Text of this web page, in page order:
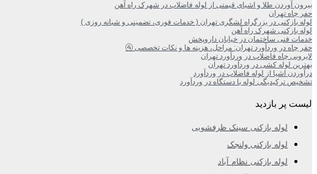
بیرون آوردن طلا و اشیای قیمتی از لوله فاضلاب در شهرک راه‌ آهن
حفر چاه تهران
لوله بازکنی در بزرگراه لشگری تهران ( خدمات فوری، تضمینی و شبانه روزی )
لوله بازکنی شهرک راه آهن
خدمات فنی ساختمان در خیابان داروپخش
حفر چاه در وردآورد تهران: مراحل، هزینه‌ ها و نکات تخصصی 🚰
لایروبی چاه فاضلاب در وردآورد تهران
بهترین لوله کشی در وردآورد تهران
درآوردن اشیا از لوله فاضلاب در وردآورد
تشخیص ترکیدیگی لوله با دستگاه در وردآورد
لیست پر بازدید
لوله بازکنی سینک ظرفشویی
لوله بازکنی ولنجک
لوله بازکنی نظام آباد